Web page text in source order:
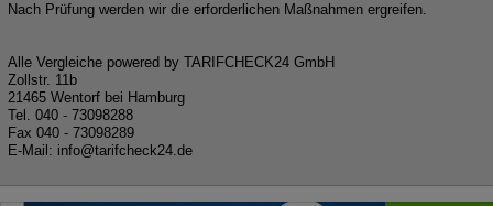
Nach Prüfung werden wir die erforderlichen Maßnahmen ergreifen.
Alle Vergleiche powered by TARIFCHECK24 GmbH
Zollstr. 11b
21465 Wentorf bei Hamburg
Tel. 040 - 73098288
Fax 040 - 73098289
E-Mail: info@tarifcheck24.de